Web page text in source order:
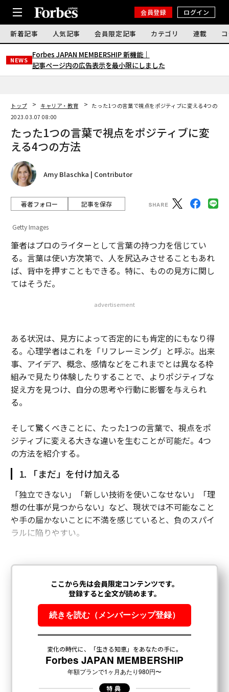
会員登録 ログイン
新着記事 人気記事 会員限定記事 カテゴリ 連載
NEWS
Forbes JAPAN MEMBERSHIP 新機能｜
記事ページ内の広告表示を最小限にしました
トップ キャリア・教育
たった1つの言葉で視点をポジティブに変える4つの方法
2023.03.07 08:00
たった1つの言葉で視点をポジティブに変
える4つの方法
Amy Blaschka | Contributor
著者フォロー 記事を保存
Getty Images
筆者はプロのライターとして言葉の持つ力を信じてい
る。言葉は使い方次第で、人を尻込みさせることもあれ
ば、背中を押すこともできる。特に、ものの見方に関し
てはそうだ。
advertisement
ある状況は、見方によって否定的にも肯定的にもなり得
る。心理学者はこれを「リフレーミング」と呼ぶ。出来
事、アイデア、概念、感情などをこれまでとは異なる枠
組みで見たり体験したりすることで、よりポジティブな
捉え方を見つけ、自分の思考や行動に影響を与えられ
る。
そして驚くべきことに、たった1つの言葉で、視点をポ
ジティブに変える大きな違いを生むことが可能だ。4つ
の方法を紹介する。
1. 「まだ」を付け加える
「独立できない」「新しい技術を使いこなせない」「理
想の仕事が見つからない」など、現状では不可能なこと
や手の届かないことに不満を感じていると、負のスパイ
ラルに陥りやすい。